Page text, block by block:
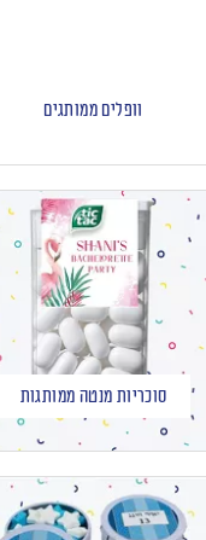
וופלים ממותגים
סוכריות מנטה ממותגות